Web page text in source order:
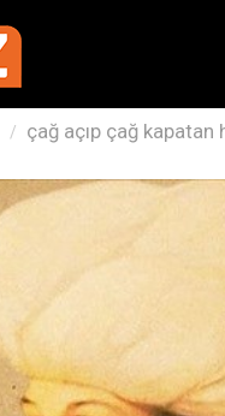
çağ açıp çağ